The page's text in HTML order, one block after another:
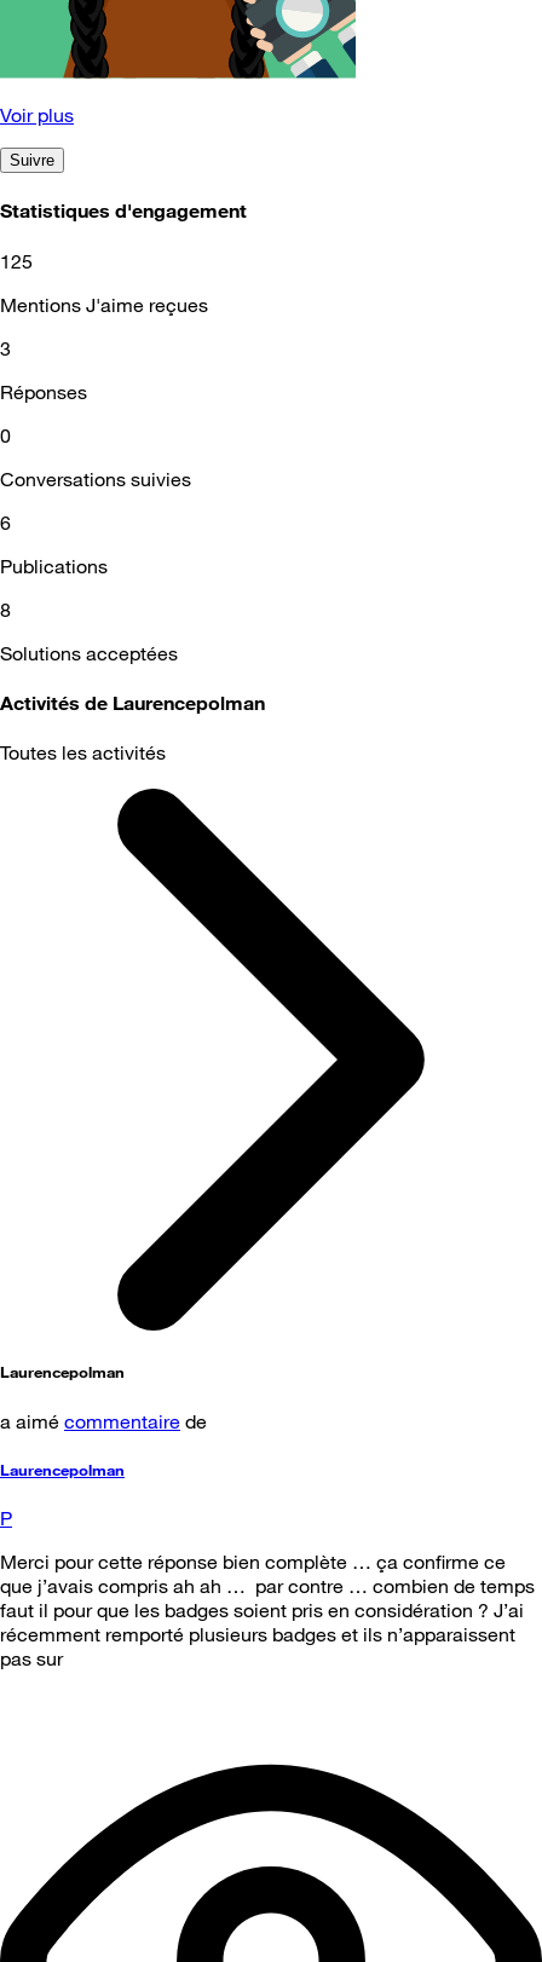
Voir plus
Suivre
Statistiques d'engagement
125
Mentions J'aime reçues
3
Réponses
0
Conversations suivies
6
Publications
8
Solutions acceptées
Activités de Laurencepolman
Toutes les activités
Laurencepolman
a aimé commentaire de
Laurencepolman
P
Merci pour cette réponse bien complète … ça confirme ce
que j’avais compris ah ah … par contre … combien de temps
faut il pour que les badges soient pris en considération ? J’ai
récemment remporté plusieurs badges et ils n’apparaissent
pas sur